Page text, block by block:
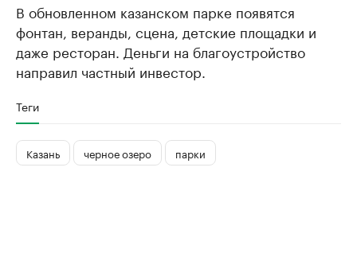
В обновленном казанском парке появятся
фонтан, веранды, сцена, детские площадки и
даже ресторан. Деньги на благоустройство
направил частный инвестор.
Теги
Казань черное озеро парки